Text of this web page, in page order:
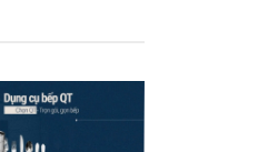
giúp thực phẩm
không chứa